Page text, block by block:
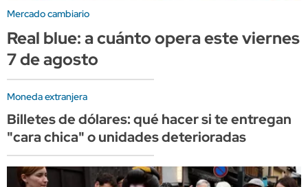
Mercado cambiario
Real blue: a cuánto opera este viernes
7 de agosto
Moneda extranjera
Billetes de dólares: qué hacer si te entregan
"cara chica" o unidades deterioradas